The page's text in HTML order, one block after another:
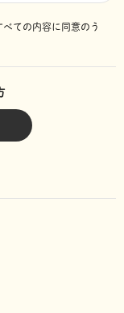
べての内容に同意のう